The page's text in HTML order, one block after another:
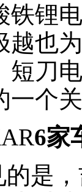
铁锂
越也
短刀
个关
6家
的是